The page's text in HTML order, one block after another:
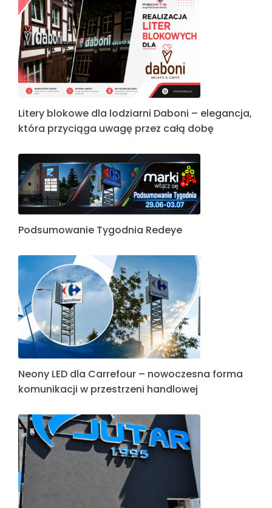
Litery blokowe dla lodziarni Daboni – elegancja,
która przyciąga uwagę przez całą dobę
Podsumowanie Tygodnia Redeye
Neony LED dla Carrefour – nowoczesna forma
komunikacji w przestrzeni handlowej